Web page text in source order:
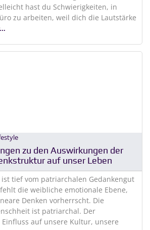
hast du Schwierigkeiten, in
zu arbeiten, weil dich die Lautstärke
zu den Auswirkungen der
auf unser Leben
tief vom patriarchalen Gedankengut
die weibliche emotionale Ebene,
Denken vorherrscht. Die
ist patriarchal. Der
auf unsere Kultur, unsere